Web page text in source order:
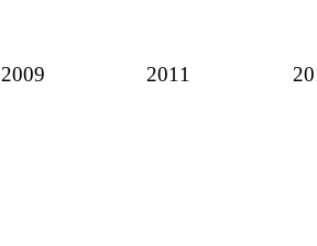
2009 2011